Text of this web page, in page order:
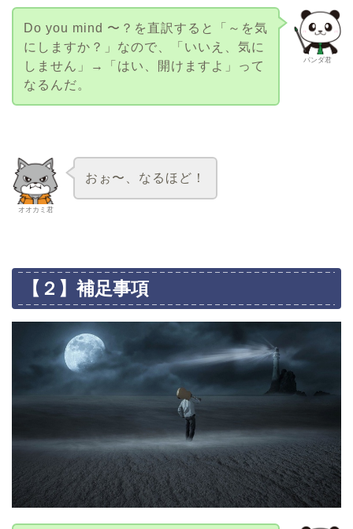
パンダ君
Do you mind 〜？を直訳すると「～を気
にしますか？」なので、「いいえ、気に
しません」→「はい、開けますよ」って
なるんだ。
オオカミ君
おぉ〜、なるほど！
【２】補足事項